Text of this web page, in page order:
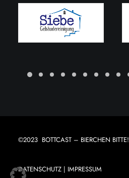
©2023 BOTTCAST – BIERCHEN BITTE!
DATENSCHUTZ | IMPRESSUM